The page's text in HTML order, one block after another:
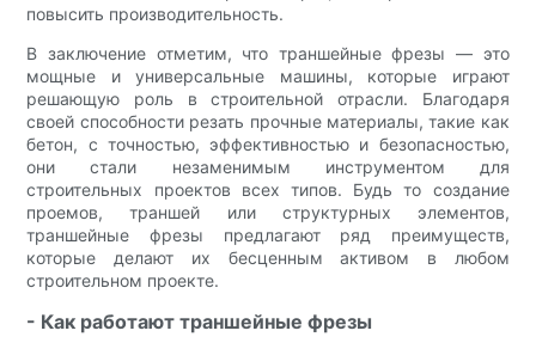
повысить производительность.
В заключение отметим, что траншейные фрезы — это
мощные и универсальные машины, которые играют
решающую роль в строительной отрасли. Благодаря
своей способности резать прочные материалы, такие как
бетон, с точностью, эффективностью и безопасностью,
они стали незаменимым инструментом для
строительных проектов всех типов. Будь то создание
проемов, траншей или структурных элементов,
траншейные фрезы предлагают ряд преимуществ,
которые делают их бесценным активом в любом
строительном проекте.
- Как работают траншейные фрезы